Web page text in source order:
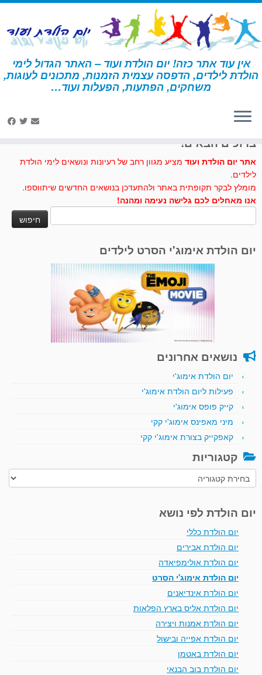
דלג
לתוכן
אין עוד אתר כזה! יום הולדת ועוד – האתר הגדול לימי
הולדת לילדים, הדפסה עצמית הזמנות, מתכונים לעוגות,
משחקים, הפתעות, הפעלות ועוד… דף הבית » גאוגרפי
ברוכים הבאים!
אתר יום הולדת ועוד מציע מגוון רחב של רעיונות ונושאים לימי הולדת
לילדים.
מומלץ לבקר תקופתית באתר ולהתעדכן בנושאים החדשים שיתווספו.
אנו מאחלים לכם גלישה נעימה ומהנה!
יום הולדת אימוג'י הסרט לילדים
נושאים אחרונים
יום הולדת אימוג'י
פעילות ליום הולדת אימוג'י
קייק פופס אימוג'י
מיני מאפינס אימוג'י קקי
קאפקייק בצורת אימוג'י קקי
קטגוריות
קטגוריות
יום הולדת לפי נושא
יום הולדת כללי
יום הולדת אבירים
יום הולדת אולימפיאדה
יום הולדת אימוג'י הסרט
יום הולדת אינדיאנים
יום הולדת אליס בארץ הפלאות
יום הולדת אמנות ויצירה
יום הולדת אפייה ובישול
יום הולדת באטמן
יום הולדת בוב הבנאי